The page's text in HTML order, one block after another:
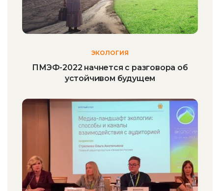
ЭКОЛОГИЯ
ПМЭФ-2022 начнется с разговора об
устойчивом будущем